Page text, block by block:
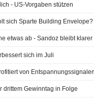
- US-Vorgaben stützen
sich Sparte Building Envelope?
etwas ab - Sandoz bleibt
sich im Juli
von Entspannungssignalen
drittem Gewinntag in Folge